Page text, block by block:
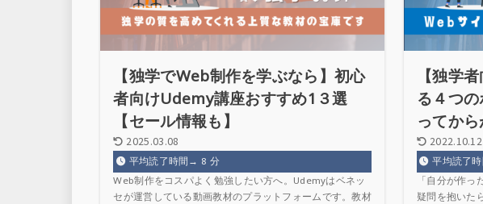
【独学でWeb制作を学ぶなら】初心
者向けUdemy講座おすすめ1３選
【セール情報も】
2025.03.08
平均読了時間→ 8 分
Web制作をコスパよく勉強したい方へ。Udemyはベネッ
セが運営している動画教材のプラットフォームです。教材
【独学
る４つ
ってから
2022.10.12
平均読了
「自分が作
疑問を抱いた